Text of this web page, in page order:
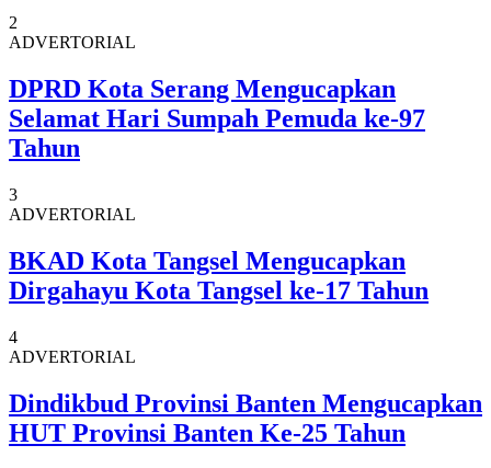
2
ADVERTORIAL
DPRD Kota Serang Mengucapkan
Selamat Hari Sumpah Pemuda ke-97
Tahun
3
ADVERTORIAL
BKAD Kota Tangsel Mengucapkan
Dirgahayu Kota Tangsel ke-17 Tahun
4
ADVERTORIAL
Dindikbud Provinsi Banten Mengucapkan
HUT Provinsi Banten Ke-25 Tahun